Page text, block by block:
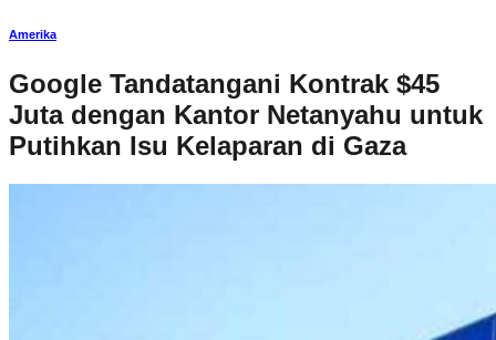
Amerika
Google Tandatangani Kontrak $45
Juta dengan Kantor Netanyahu untuk
Putihkan Isu Kelaparan di Gaza